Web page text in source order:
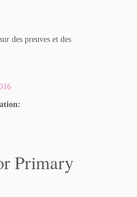
des preuves et des
Primary